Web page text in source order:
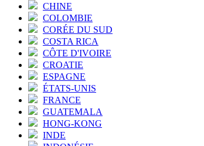
CHINE
COLOMBIE
CORÉE DU SUD
COSTA RICA
CÔTE D'IVOIRE
CROATIE
ESPAGNE
ÉTATS-UNIS
FRANCE
GUATEMALA
HONG-KONG
INDE